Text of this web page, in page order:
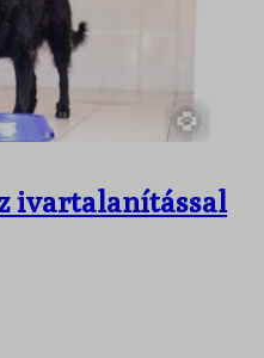
ivartalanítással